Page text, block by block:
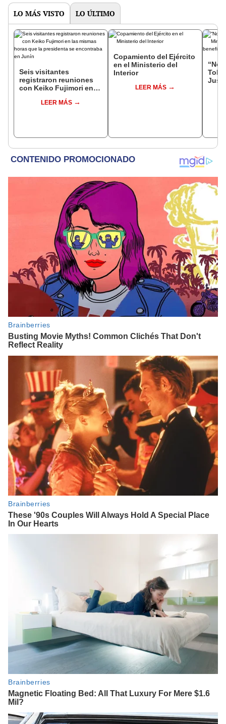
LO MÁS VISTO LO ÚLTIMO
Seis visitantes
registraron reuniones
con Keiko Fujimori en
presidenta se
LEER MÁS
Copamiento del Ejército
en el Ministerio del
Interior
LEER MÁS
“No